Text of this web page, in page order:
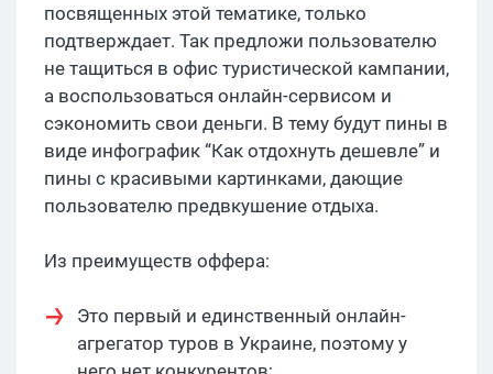
посвященных этой тематике, только
подтверждает. Так предложи пользователю
не тащиться в офис туристической кампании,
а воспользоваться онлайн-сервисом и
сэкономить свои деньги. В тему будут пины в
виде инфографик “Как отдохнуть дешевле” и
пины с красивыми картинками, дающие
пользователю предвкушение отдыха.
Из преимуществ оффера:
Это первый и единственный онлайн-
агрегатор туров в Украине, поэтому у